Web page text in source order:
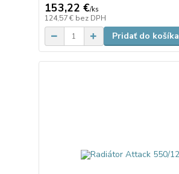
153,22 €/ks
124,57 € bez DPH
Pridať do košíka